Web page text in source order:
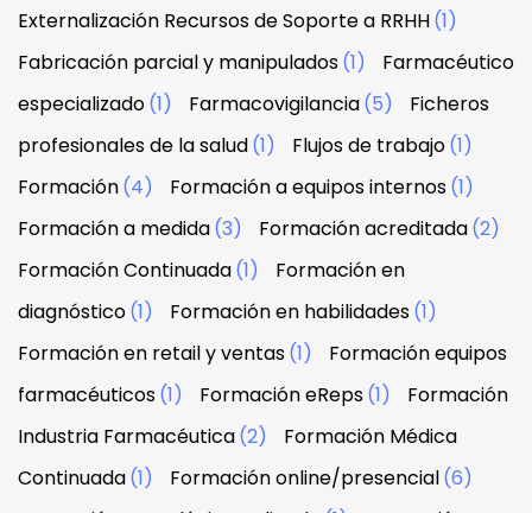
Externalización Recursos de Soporte a RRHH(1)
Fabricación parcial y manipulados(1)
Farmacéutico
especializado(1) Farmacovigilancia(5)
Ficheros
profesionales de la salud(1) Flujos de trabajo(1)
Formación(4) Formación a equipos internos(1)
Formación a medida(3) Formación acreditada(2)
Formación Continuada(1)
Formación en
diagnóstico(1) Formación en habilidades(1)
Formación en retail y ventas(1)
Formación equipos
farmacéuticos(1) Formación eReps(1)
Formación
Industria Farmacéutica(2)
Formación Médica
Continuada(1) Formación online/presencial(6)